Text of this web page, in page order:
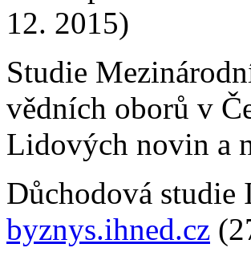
12. 2015)
Studie
vědních oborů v
Lidových novin a
Důchodová
byznys.ihned.cz